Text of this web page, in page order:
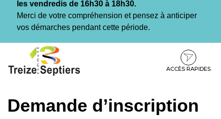
les vendredis de 16h30 à 18h30.
Merci de votre compréhension et pensez à anticiper
vos démarches pendant cette période.
contenu
pied
ACCÈS RAPIDES
Demande d’inscription